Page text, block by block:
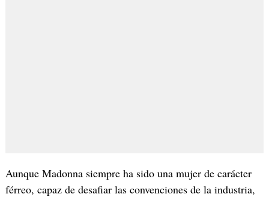
Aunque Madonna siempre ha sido una mujer de carácter
férreo, capaz de desafiar las convenciones de la industria,